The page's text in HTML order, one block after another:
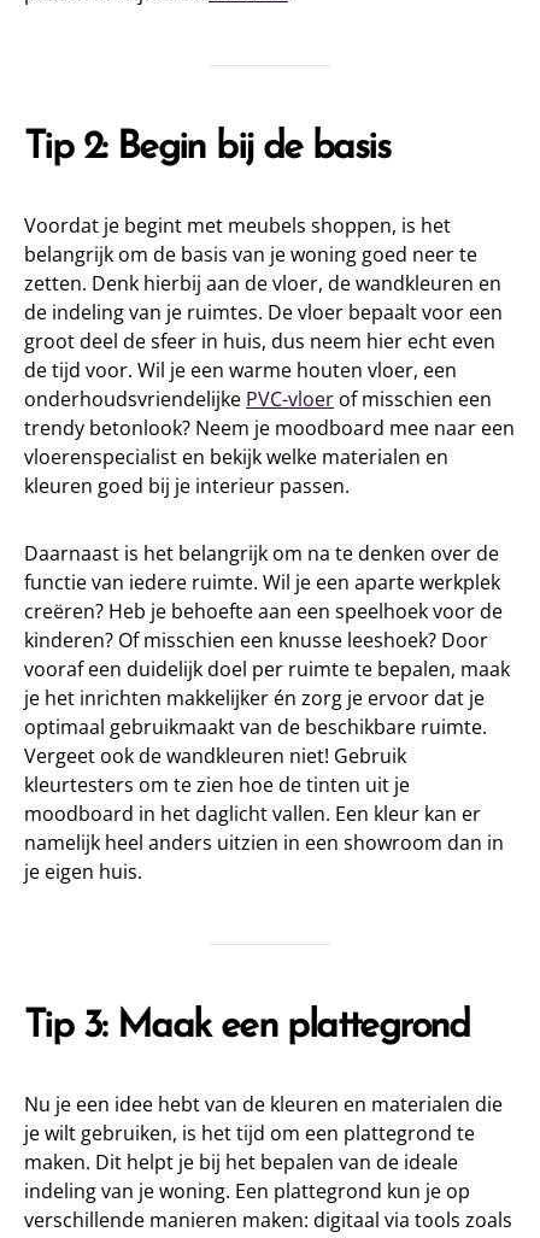
Tip 2: Begin bij de basis
Voordat je begint met meubels shoppen, is het
belangrijk om de basis van je woning goed neer te
zetten. Denk hierbij aan de vloer, de wandkleuren en
de indeling van je ruimtes. De vloer bepaalt voor een
groot deel de sfeer in huis, dus neem hier echt even
de tijd voor. Wil je een warme houten vloer, een
onderhoudsvriendelijke PVC-vloer of misschien een
trendy betonlook? Neem je moodboard mee naar een
vloerenspecialist en bekijk welke materialen en
kleuren goed bij je interieur passen.
Daarnaast is het belangrijk om na te denken over de
functie van iedere ruimte. Wil je een aparte werkplek
creëren? Heb je behoefte aan een speelhoek voor de
kinderen? Of misschien een knusse leeshoek? Door
vooraf een duidelijk doel per ruimte te bepalen, maak
je het inrichten makkelijker én zorg je ervoor dat je
optimaal gebruikmaakt van de beschikbare ruimte.
Vergeet ook de wandkleuren niet! Gebruik
kleurtesters om te zien hoe de tinten uit je
moodboard in het daglicht vallen. Een kleur kan er
namelijk heel anders uitzien in een showroom dan in
je eigen huis.
Tip 3: Maak een plattegrond
Nu je een idee hebt van de kleuren en materialen die
je wilt gebruiken, is het tijd om een plattegrond te
maken. Dit helpt je bij het bepalen van de ideale
indeling van je woning. Een plattegrond kun je op
verschillende manieren maken: digitaal via tools zoals